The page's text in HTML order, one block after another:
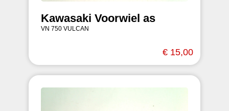
Kawasaki Voorwiel as
VN 750 VULCAN
€ 15,00